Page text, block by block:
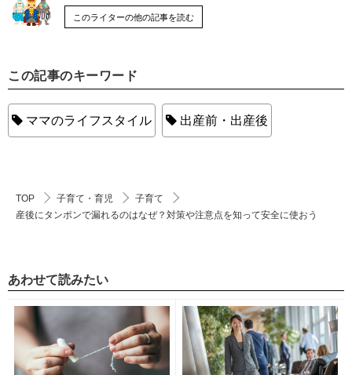
このライターの他の記事を読む
この記事のキーワード
ママのライフスタイル 出産前・出産後
TOP 子育て・育児
子育て
産後にタンポンで漏れるのはなぜ？対策や注意点を知って安全に使おう
あわせて読みたい